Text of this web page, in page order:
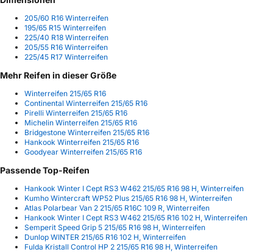
205/60 R16 Winterreifen
195/65 R15 Winterreifen
225/40 R18 Winterreifen
205/55 R16 Winterreifen
225/45 R17 Winterreifen
Mehr Reifen in dieser Größe
Winterreifen 215/65 R16
Continental Winterreifen 215/65 R16
Pirelli Winterreifen 215/65 R16
Michelin Winterreifen 215/65 R16
Bridgestone Winterreifen 215/65 R16
Hankook Winterreifen 215/65 R16
Goodyear Winterreifen 215/65 R16
Passende Top-Reifen
Hankook Winter I Cept RS3 W462 215/65 R16 98 H, Winterreifen
Kumho Wintercraft WP52 Plus 215/65 R16 98 H, Winterreifen
Atlas Polarbear Van 2 215/65 R16C 109 R, Winterreifen
Hankook Winter I Cept RS3 W462 215/65 R16 102 H, Winterreifen
Semperit Speed Grip 5 215/65 R16 98 H, Winterreifen
Dunlop WINTER 215/65 R16 102 H, Winterreifen
Fulda Kristall Control HP 2 215/65 R16 98 H, Winterreifen